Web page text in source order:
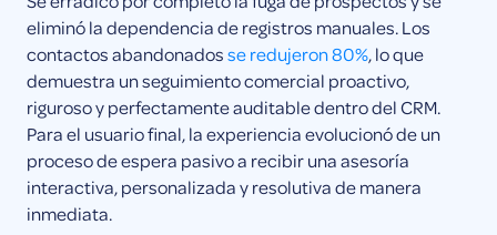
eliminó la dependencia de registros manuales. Los
contactos abandonadosse redujeron 80%, lo que
demuestra un seguimiento comercial proactivo,
riguroso y perfectamente auditable dentro del CRM.
Para el usuario final, la experiencia evolucionó de un
proceso de espera pasivo a recibir una asesoría
interactiva, personalizada y resolutiva de manera
inmediata.